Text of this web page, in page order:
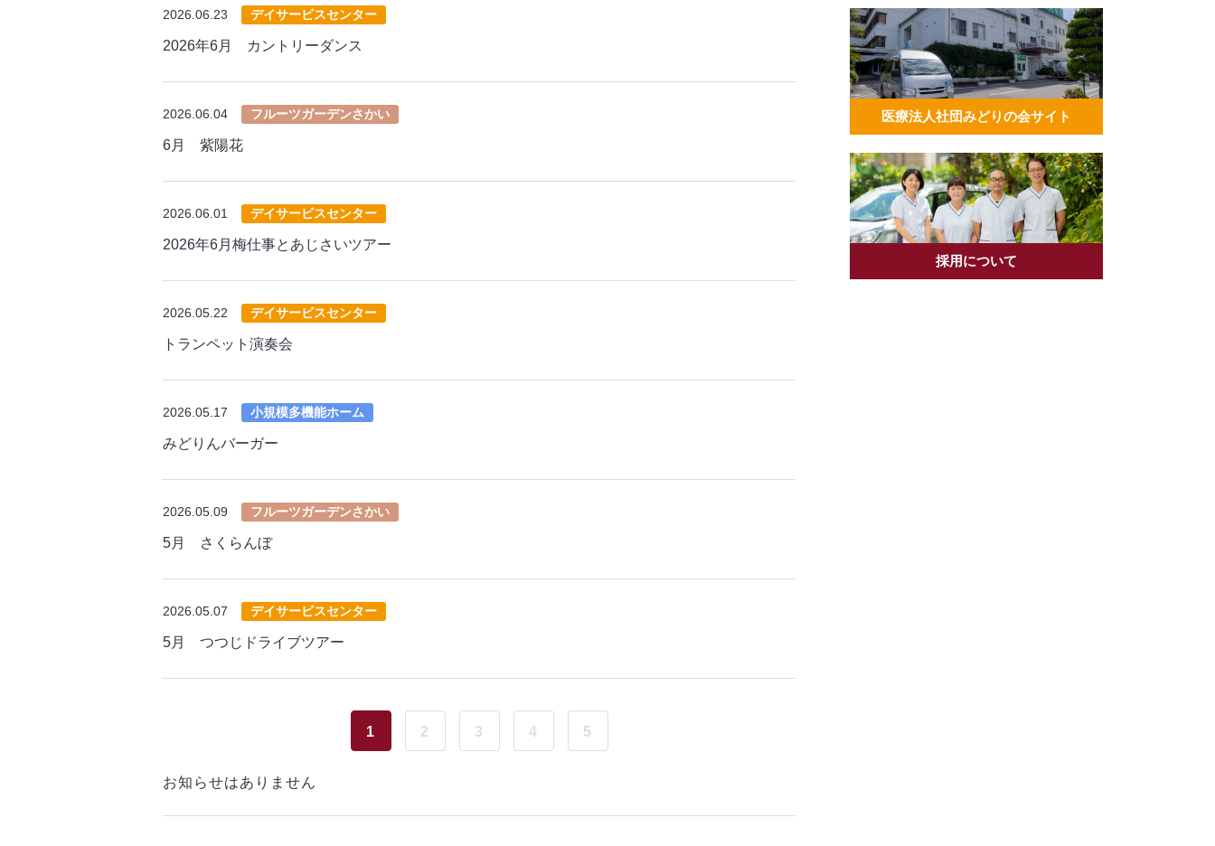
2026.06.23 デイサービスセンター
2026年6月 カントリーダンス
2026.06.04 フルーツガーデンさかい
6月 紫陽花
2026.06.01 デイサービスセンター
2026年6月梅仕事とあじさいツアー
2026.05.22 デイサービスセンター
トランペット演奏会
2026.05.17 小規模多機能ホーム
みどりんバーガー
2026.05.09 フルーツガーデンさかい
5月 さくらんぼ
2026.05.07 デイサービスセンター
5月 つつじドライブツアー
1 2 3 4 5
お知らせはありません
医療法人社団みどりの会サイト
採用について